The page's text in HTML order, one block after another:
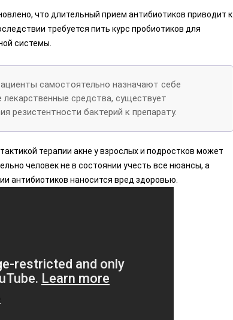
что длительный прием антибиотиков приводит к
требуется пить курс пробиотиков для
системы.
самостоятельно назначают себе
средства, существует
резистентности бактерий к препарату.
терапии акне у взрослых и подростков может
человек не в состоянии учесть все нюансы, а
антибиотиков наносится вред здоровью.